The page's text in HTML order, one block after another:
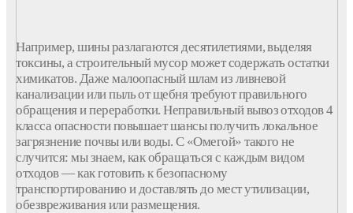
Например, шины разлагаются десятилетиями, выделяя
токсины, а строительныймусор может содержать остатки
химикатов. Даже малоопасный шлам из ливневой
канализации или пыль от щебня требуют правильного
обращения ипереработки. Неправильныйвывозотходов4
класса опасностиповышает шансы получить локальное
загрязнение почвы или воды. С «Омегой» такого не
случится: мы знаем, как обращаться с каждымвидом
отходов— как готовить к безопасному
транспортированию и доставлять до мест утилизации,
обезвреживания или размещения.